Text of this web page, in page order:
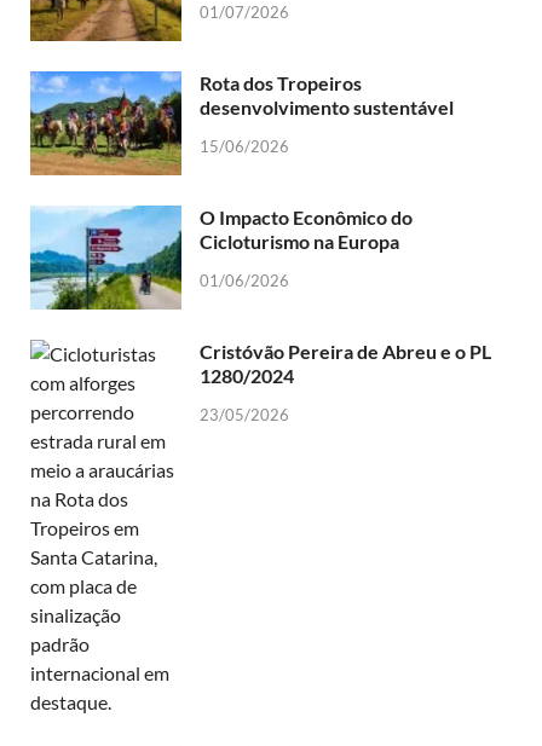
01/07/2026
Rota dos Tropeiros
desenvolvimento sustentável
15/06/2026
O Impacto Econômico do
Cicloturismo na Europa
01/06/2026
Cristóvão Pereira de Abreu e o PL
1280/2024
23/05/2026